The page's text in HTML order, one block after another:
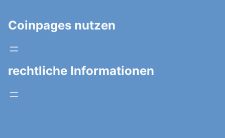
Coinpages nutzen
rechtliche Informationen